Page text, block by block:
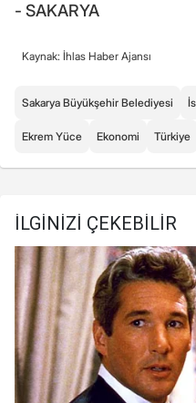
- SAKARYA
Kaynak: İhlas Haber Ajansı
Sakarya Büyükşehir Belediyesi
Ekrem Yüce Ekonomi Türkiye